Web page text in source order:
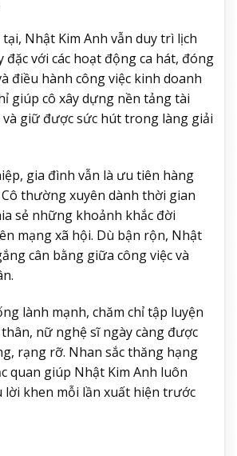
Nhật Kim Anh vẫn duy trì lịch
đặc với các hoạt động ca hát, đóng
điều hành công việc kinh doanh
giúp cô xây dựng nền tảng tài
giữ được sức hút trong làng giải
gia đình vẫn là ưu tiên hàng
Cô thường xuyên dành thời gian
sẻ những khoảnh khắc đời
mạng xã hội. Dù bận rộn, Nhật
cân bằng giữa công việc và
lành mạnh, chăm chỉ tập luyện
nữ nghệ sĩ ngày càng được
rạng rỡ. Nhan sắc thăng hạng
quan giúp Nhật Kim Anh luôn
lời khen mỗi lần xuất hiện trước